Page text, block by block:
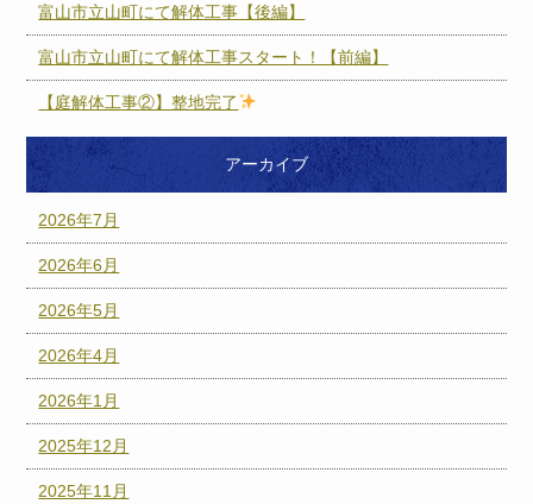
富山市立山町にて解体工事【後編】
富山市立山町にて解体工事スタート！【前編】
【庭解体工事②】整地完了
アーカイブ
2026年7月
2026年6月
2026年5月
2026年4月
2026年1月
2025年12月
2025年11月